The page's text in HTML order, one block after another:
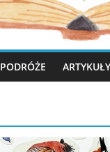
PODRÓŻE ARTYKUŁY